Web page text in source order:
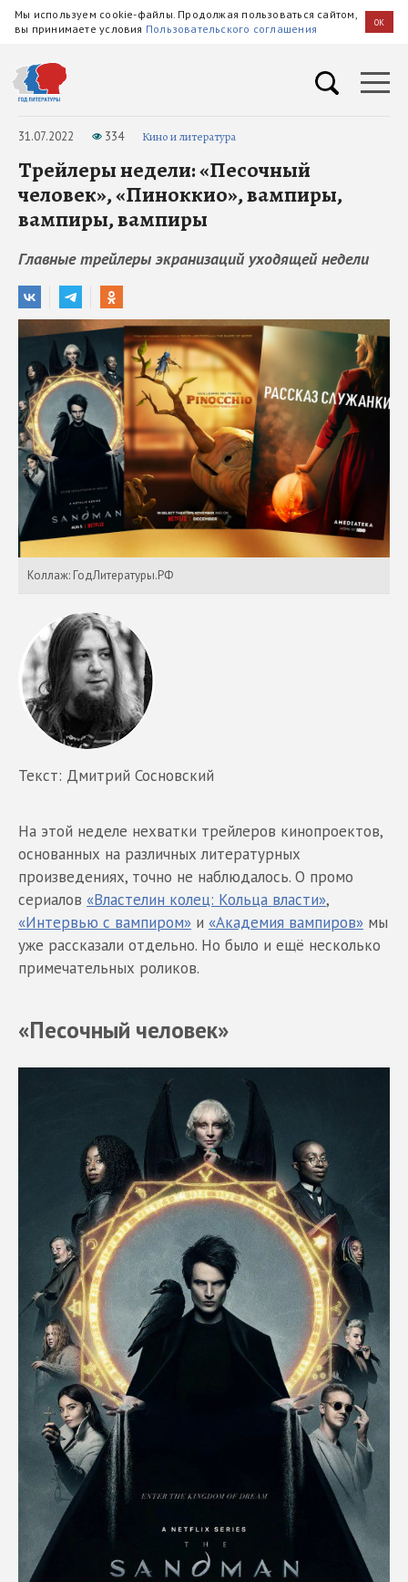
Мы используем cookie-файлы. Продолжая пользоваться сайтом,
вы принимаете условия Пользовательского соглашения OK
31.07.2022 334 Кино и литература
Трейлеры недели: «Песочный
человек», «Пиноккио», вампиры,
вампиры, вампиры
Главные трейлеры экранизаций уходящей недели
Коллаж: ГодЛитературы.РФ
Текст: Дмитрий Сосновский
На этой неделе нехватки трейлеров кинопроектов,
основанных на различных литературных
произведениях, точно не наблюдалось. О промо
сериалов «Властелин колец: Кольца власти»,
«Интервью с вампиром» и «Академия вампиров» мы
уже рассказали отдельно. Но было и ещё несколько
примечательных роликов.
«Песочный человек»